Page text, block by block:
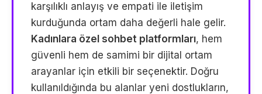
karşılıklı anlayış ve empati ile iletişim
kurduğunda ortam daha değerli hale gelir.
Kadınlara özel sohbet platformları, hem
güvenli hem de samimi bir dijital ortam
arayanlar için etkili bir seçenektir. Doğru
kullanıldığında bu alanlar yeni dostlukların,